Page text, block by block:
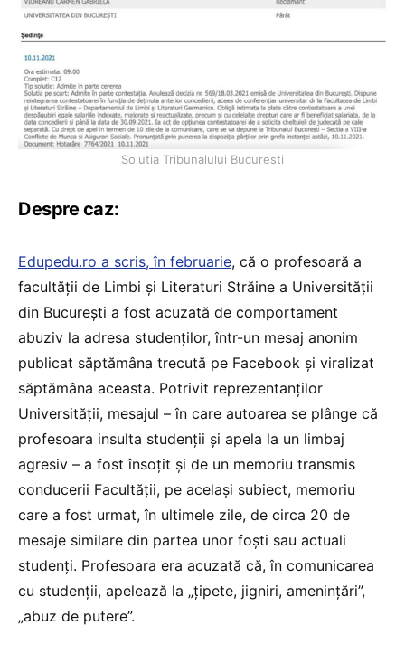
Solutia Tribunalului Bucuresti
Despre caz:
Edupedu.ro a scris, în februarie, că o profesoară a
facultății de Limbi și Literaturi Străine a Universității
din București a fost acuzată de comportament
abuziv la adresa studenților, într-un mesaj anonim
publicat săptămâna trecută pe Facebook și viralizat
săptămâna aceasta. Potrivit reprezentanților
Universității, mesajul – în care autoarea se plânge că
profesoara insulta studenții și apela la un limbaj
agresiv – a fost însoțit și de un memoriu transmis
conducerii Facultății, pe același subiect, memoriu
care a fost urmat, în ultimele zile, de circa 20 de
mesaje similare din partea unor foști sau actuali
studenți. Profesoara era acuzată că, în comunicarea
cu studenții, apelează la „țipete, jigniri, amenințări”,
„abuz de putere”.